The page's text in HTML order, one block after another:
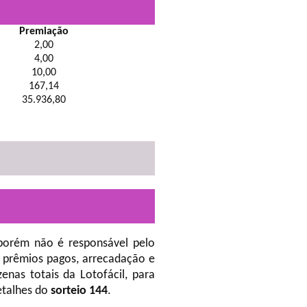
Premiação
2,00
4,00
10,00
167,14
35.936,80
não é responsável pelo
pagos, arrecadação e
totais da Lotofácil, para
do sorteio 144.